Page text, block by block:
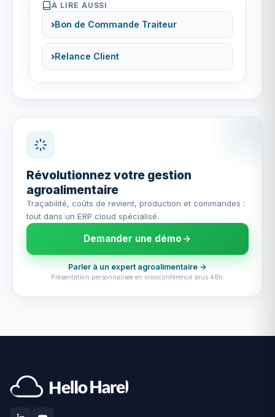
À LIRE AUSSI
Bon de Commande Traiteur
Relance Client
Révolutionnez votre gestion
agroalimentaire
Traçabilité, coûts de revient, production et commandes :
tout dans un ERP cloud spécialisé.
Demander une démo
Parler à un expert agroalimentaire →
Présentation personnalisée en visioconférence sous 48h.